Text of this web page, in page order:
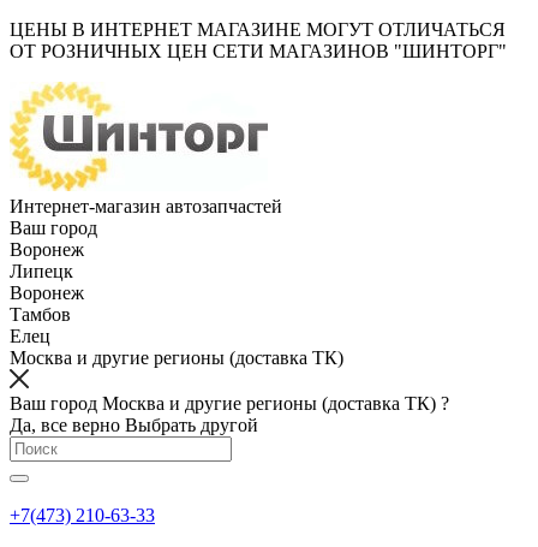
ЦЕНЫ В ИНТЕРНЕТ МАГАЗИНЕ МОГУТ ОТЛИЧАТЬСЯ
ОТ РОЗНИЧНЫХ ЦЕН СЕТИ МАГАЗИНОВ "ШИНТОРГ"
Интернет-магазин автозапчастей
Ваш город
Воронеж
Липецк
Воронеж
Тамбов
Елец
Москва и другие регионы (доставка ТК)
Ваш город Москва и другие регионы (доставка ТК) ?
Да, все верно Выбрать другой
+7(473) 210-63-33